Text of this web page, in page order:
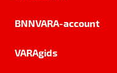
BNNVARA-account
VARAgids